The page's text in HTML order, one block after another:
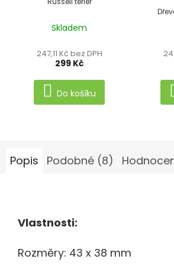
Skladem
247,11 Kč bez DPH
299 Kč
Do košíku
Popis Podobné (8)
Vlastnosti:
Rozměry: 43 x 38 mm